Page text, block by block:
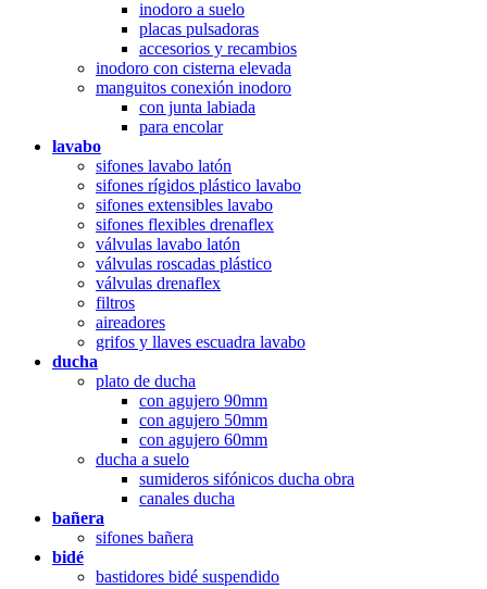
inodoro a suelo
placas pulsadoras
accesorios y recambios
inodoro con cisterna elevada
manguitos conexión inodoro
con junta labiada
para encolar
lavabo
sifones lavabo latón
sifones rígidos plástico lavabo
sifones extensibles lavabo
sifones flexibles drenaflex
válvulas lavabo latón
válvulas roscadas plástico
válvulas drenaflex
filtros
aireadores
grifos y llaves escuadra lavabo
ducha
plato de ducha
con agujero 90mm
con agujero 50mm
con agujero 60mm
ducha a suelo
sumideros sifónicos ducha obra
canales ducha
bañera
sifones bañera
bidé
bastidores bidé suspendido